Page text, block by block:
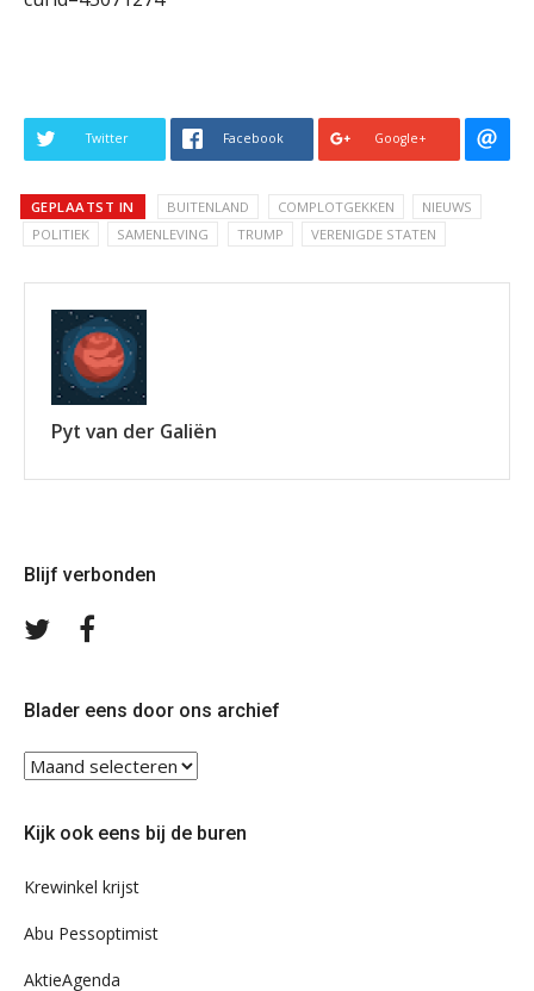
Twitter Facebook Google+
GEPLAATST IN BUITENLAND COMPLOTGEKKEN
NIEUWS
POLITIEK
SAMENLEVING TRUMP VERENIGDE STATEN
Pyt van der Galiën
Blijf verbonden
Volg
Blader eens door ons archief
Blader
eens
ons
Kijk ook eens bij de buren
Krewinkel krijst
Abu Pessoptimist
AktieAgenda